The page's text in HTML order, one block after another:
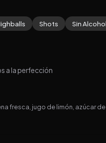
Shots Sin Alcohol
a la perfección
fresca, jugo de limón, azúcar